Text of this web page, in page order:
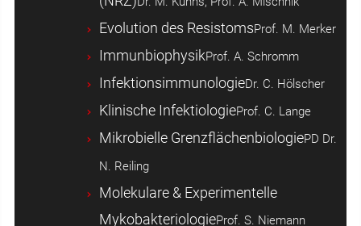
Evolution des ResistomsProf. M. Merker
ImmunbiophysikProf. A. Schromm
InfektionsimmunologieDr. C. Hölscher
Klinische InfektiologieProf. C. Lange
Mikrobielle GrenzflächenbiologiePD Dr.
N. Reiling
Molekulare & Experimentelle
MykobakteriologieProf. S. Niemann